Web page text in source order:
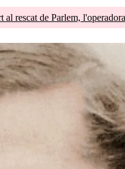
rescat de Parlem,